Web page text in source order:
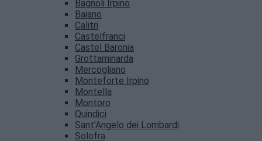
Bagnoli Irpino
Baiano
Calitri
Castelfranci
Castel Baronia
Grottaminarda
Mercogliano
Monteforte Irpino
Montella
Montoro
Quindici
Sant’Angelo dei Lombardi
Solofra